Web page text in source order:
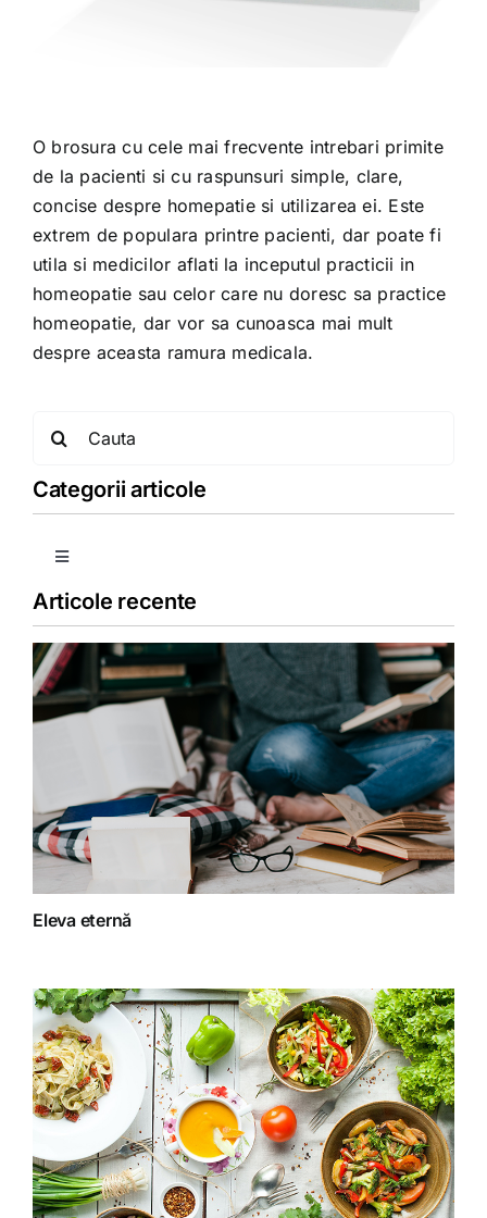
O brosura cu cele mai frecvente intrebari primite
de la pacienti si cu raspunsuri simple, clare,
concise despre homepatie si utilizarea ei. Este
extrem de populara printre pacienti, dar poate fi
utila si medicilor aflati la inceputul practicii in
homeopatie sau celor care nu doresc sa practice
homeopatie, dar vor sa cunoasca mai mult
despre aceasta ramura medicala.
Categorii articole
Toggle
Copii
Detoxifiere
Fără categorie
Fitoterapie
Homeopatie
Retete fructariene
Retete preparate
Articole recente
Eleva eternă